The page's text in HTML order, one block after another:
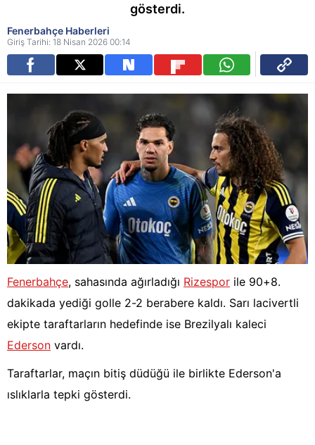
gösterdi.
Fenerbahçe Haberleri
Giriş Tarihi: 18 Nisan 2026 00:14
Fenerbahçe, sahasında ağırladığı Rizespor ile 90+8.
dakikada yediği golle 2-2 berabere kaldı. Sarı lacivertli
ekipte taraftarların hedefinde ise Brezilyalı kaleci
Ederson vardı.
Taraftarlar, maçın bitiş düdüğü ile birlikte Ederson'a
ıslıklarla tepki gösterdi.